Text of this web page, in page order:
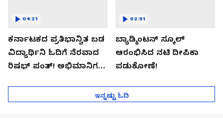
ಕರ್ನಾಟಕದ ಪ್ರತಿಭಾನ್ವಿತ ಬಡ
ವಿದ್ಯಾರ್ಥಿನಿ ಓದಿಗೆ ನೆರವಾದ
ರಿಷಭ್ ಪಂತ್! ಅಭಿಮಾನಿಗಳ
04:21
ಬ್ಯಾಡ್ಮಿಂಟನ್ ಸ್ಕೂಲ್​
ಆರಂಭಿಸಿದ ನಟಿ ದೀಪಿಕಾ
ಪಡುಕೋಣೆ!
02:51
ಇನ್ನಷ್ಟು ಓದಿ